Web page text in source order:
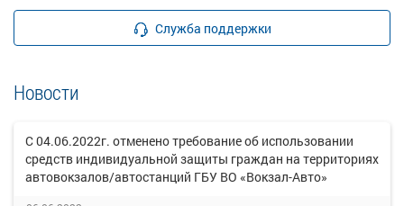
Служба поддержки
Новости
С 04.06.2022г. отменено требование об использовании
средств индивидуальной защиты граждан на территориях
автовокзалов/автостанций ГБУ ВО «Вокзал-Авто»